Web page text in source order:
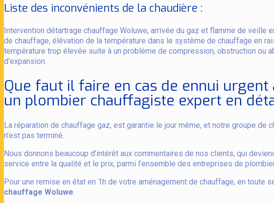
Liste des inconvénients de la chaudière :
Intervention détartrage chauffage Woluwe, arrivée du gaz et flamme de veille
de chauffage, élévation de la température dans le système de chauffage en
température trop élevée suite à un problème de compression, obstruction ou
d’expansion.
Que faut il faire en cas de ennui
un plombier chauffagiste expert en
La réparation de chauffage gaz, est garantie le jour même, et notre groupe
n’est pas terminé.
Nous donnons beaucoup d’intérêt aux commentaires de nos clients, qui
service entre la qualité et le prix, parmi l’ensemble des entreprises de
Pour une remise en état en 1h de votre aménagement de chauffage, en toute
chauffage Woluwe